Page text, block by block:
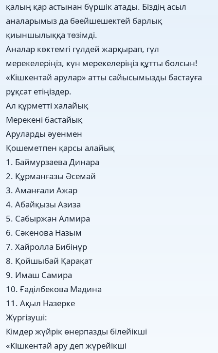
қалың қар астынан бүршік атады. Біздің асыл
аналарымыз да бәейшешектей барлық
қиыншылыққа төзімді.
Аналар көктемгі гүлдей жарқырап, гүл
мерекелеріңіз, күн мерекелеріңіз құтты болсын!
«Кішкентай арулар» атты сайысымызды бастауға
рұқсат етіңіздер.
Ал құрметті халайық
Мерекені бастайық
Аруларды әуенмен
Қошеметпен қарсы алайық
1. Баймурзаева Динара
2. Құрманғазы Әсемай
3. Аманғали Ажар
4. Абайқызы Азиза
5. Сабыржан Алмира
6. Сәкенова Назым
7. Хайролла Бибінұр
8. Қойшыбай Қарақат
9. Имаш Самира
10. Ғаділбекова Мадина
11. Ақыл Назерке
Жүргізуші:
Кімдер жүйрік өнерпазды білейікші
«Кішкентай ару деп жүрейікші